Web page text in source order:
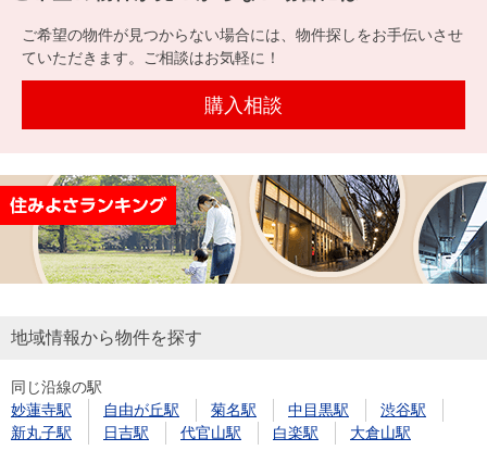
探す
建て
す
用
物
件
を
す
件を
探す
購入向け
サービス
住宅ロー
ンシミュ
住まい1プ
ラス（お
売却
金額
試算
売却向け
周辺相場
住まい1プ
住まいと
暮らしの
売却ガイ
ド
ョン
沿革
本社地
図
（電子ブ
ック版）
提携企業にお勤めの方
閉じる
ご希望の物件が見つからない場合には、物件探しをお手伝いさせ
ていただきます。ご相談はお気軽に！
購入相談
地域情報から物件を探す
同じ沿線の駅
妙蓮寺駅
自由が丘駅 菊名駅 中目黒駅
渋谷駅
新丸子駅
日吉駅 代官山駅 白楽駅 大倉山駅